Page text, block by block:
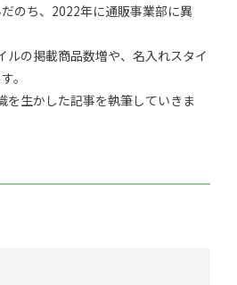
のち、2022年に通販事業部に異
ルの掲載商品数増や、名入れスタイ
。
を生かした記事を執筆していきま